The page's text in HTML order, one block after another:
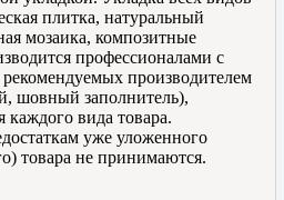
плитка, натуральный
мозаика, композитные
профессионалами с
производителем
шовный заполнитель),
каждого вида товара.
уже уложенного
товара не принимаются.